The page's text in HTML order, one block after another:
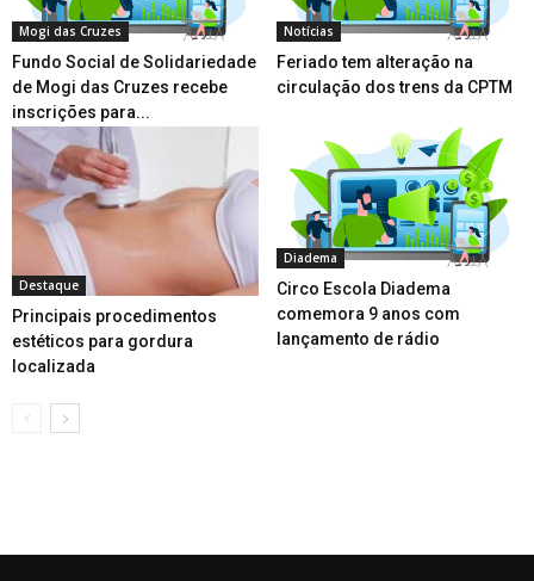
Mogi das Cruzes
Fundo Social de Solidariedade
de Mogi das Cruzes recebe
inscrições para...
Notícias
Feriado tem alteração na
circulação dos trens da CPTM
Destaque
Principais procedimentos
estéticos para gordura
localizada
Diadema
Circo Escola Diadema
comemora 9 anos com
lançamento de rádio